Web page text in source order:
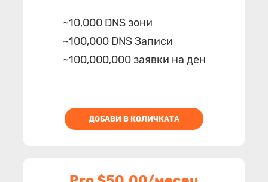
~10,000 DNS зони
~100,000 DNS Записи
~100,000,000 заявки на ден
ДОБАВИ В КОЛИЧКАТА